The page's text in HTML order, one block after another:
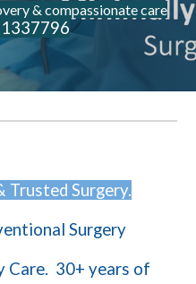
& compassionate care
Trusted Surgery.
Surgery
Care. 30+ years of